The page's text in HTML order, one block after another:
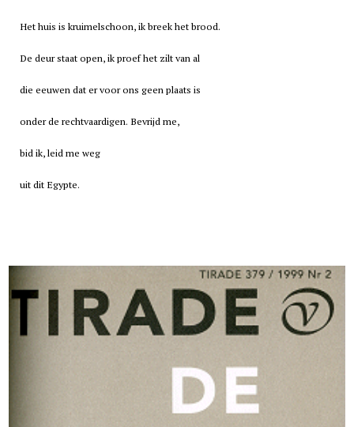
Het huis is kruimelschoon, ik breek het brood.
De deur staat open, ik proef het zilt van al
die eeuwen dat er voor ons geen plaats is
onder de rechtvaardigen. Bevrijd me,
bid ik, leid me weg
uit dit Egypte.